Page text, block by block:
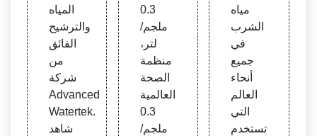
المياه
والترشيح
الفائق
من
شركة
Advanced
Watertek.
شاهد
0.3
ملجم/
لتر،
منظمة
الصحة
العالمية
0.3
ملجم/
مياه
الشرب
في
جميع
أنحاء
العالم
التي
تستخدم